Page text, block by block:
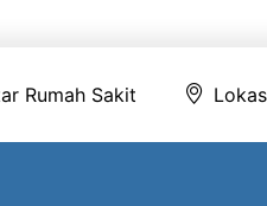
Rumah Sakit